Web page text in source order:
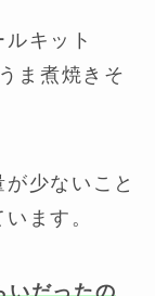
キット
ま煮焼きそ
少ないこと
ます。
いだったの